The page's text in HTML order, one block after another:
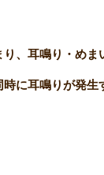
、耳鳴り・め
に耳鳴りが発生